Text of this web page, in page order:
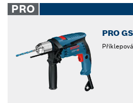
PRO
PRO